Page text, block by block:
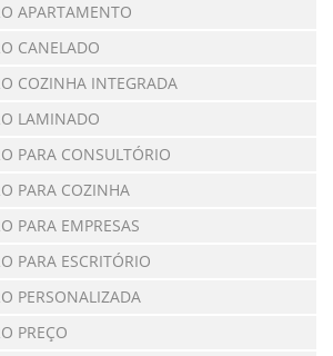
APARTAMENTO
CANELADO
COZINHA INTEGRADA
LAMINADO
PARA CONSULTÓRIO
PARA COZINHA
PARA EMPRESAS
PARA ESCRITÓRIO
PERSONALIZADA
PREÇO